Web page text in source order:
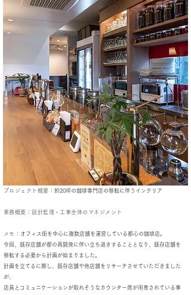
プロジェクト概要：約20坪の珈琲専門店の移転に伴うインテリア
業務概要：設計監理・工事全体のマネジメント
メモ： オフィス街を中心に複数店舗を運営している都心の珈琲店。
今回、既存店舗が都の再開発に伴い立ち退きすることとなり、既存店舗を
移転する必要から計画が始まりました。
計画を立てるに際し、既存店舗や他店舗をリサーチさせていただきました
が、
店員とコミュニケーションが取れそうなカウンター席が用意されている事